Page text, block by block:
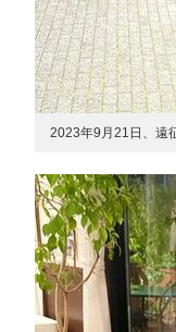
2023年9月21日、遠